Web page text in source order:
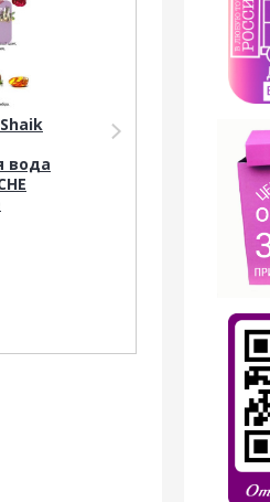
вода
Парфюмерия Shaik
Shaik W138 (Lanvin
Eclat D'Arpege), 100